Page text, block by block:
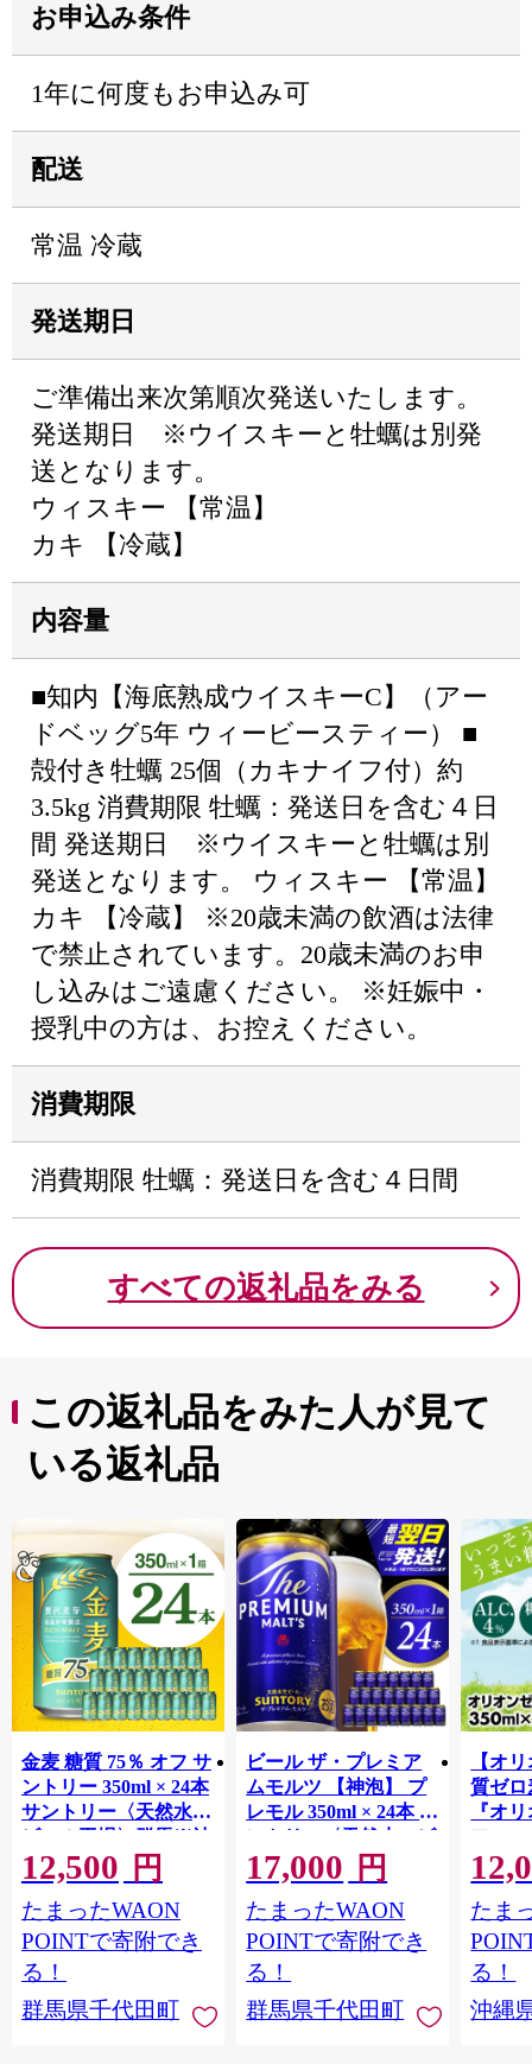
お申込み条件
1年に何度もお申込み可
配送
常温 冷蔵
発送期日
ご準備出来次第順次発送いたします。
発送期日 ※ウイスキーと牡蠣は別発
送となります。
ウィスキー 【常温】
カキ 【冷蔵】
内容量
■知内【海底熟成ウイスキーC】（アー
ドベッグ5年 ウィービースティー） ■
殻付き牡蠣 25個（カキナイフ付）約
3.5kg 消費期限 牡蠣：発送日を含む４日
間 発送期日 ※ウイスキーと牡蠣は別
発送となります。 ウィスキー 【常温】
カキ 【冷蔵】 ※20歳未満の飲酒は法律
で禁止されています。20歳未満のお申
し込みはご遠慮ください。 ※妊娠中・
授乳中の方は、お控えください。
消費期限
消費期限 牡蠣：発送日を含む４日間
すべての返礼品をみる
この返礼品をみた人が見て
いる返礼品
金麦 糖質 75％ オフ サ
ントリー 350ml × 24本
サントリー〈天然水の
ビール工場〉群馬※沖
縄・離島地域へのお届
け不可
12,500 円
たまったWAON
POINTで寄附でき
る！
群馬県千代田町
ビール ザ・プレミア
ムモルツ 【神泡】 プ
レモル 350ml × 24本 サ
ントリー〈天然水のビ
ール工場〉群馬※沖
縄・離島地域へのお届
け不可
17,000 円
たまったWAON
POINTで寄附でき
る！
群馬県千代田町
【オ
質ゼロ
『オ
フ』
泡酒
1ケー
ロ ゼ
麦芽3
化し
すめ
重瀬
たま
る！
沖縄